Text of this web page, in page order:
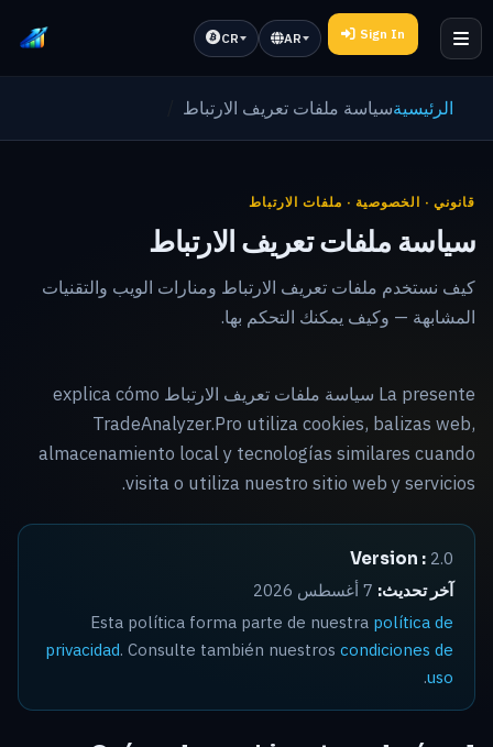
CR AR Sign In
الرئيسيةسياسة ملفات تعريف الارتباط
قانوني · الخصوصية · ملفات الارتباط
سياسة ملفات تعريف الارتباط
كيف نستخدم ملفات تعريف الارتباط ومنارات الويب والتقنيات
المشابهة — وكيف يمكنك التحكم بها.
La presente سياسة ملفات تعريف الارتباط explica cómo
TradeAnalyzer.Pro utiliza cookies, balizas web,
almacenamiento local y tecnologías similares cuando
visita o utiliza nuestro sitio web y servicios.
Version :2.0
آخر تحديث:
Esta política forma parte de nuestra política de
privacidad. Consulte también nuestros condiciones de
uso
.